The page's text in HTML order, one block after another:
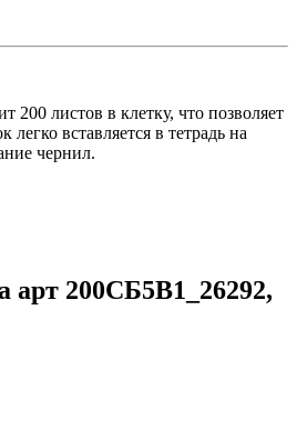
листов в клетку, что позволяет
вставляется в тетрадь на
чернил.
арт 200СБ5В1_26292,